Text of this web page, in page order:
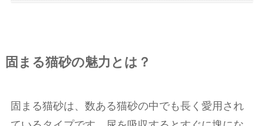
固まる猫砂の魅力とは？
固まる猫砂は、数ある猫砂の中でも長く愛用され